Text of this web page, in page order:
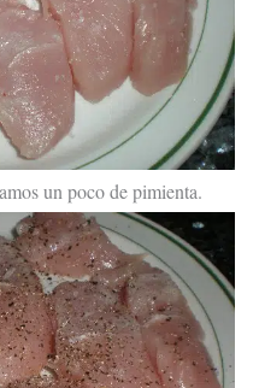
un poco de pimienta.